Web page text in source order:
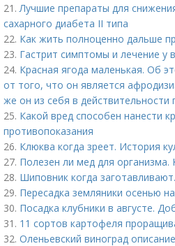
21.Лучшие препараты для
сахарного диабета II типа
22. Как жить полноценно дальше
23. Гастрит симптомы и лечение у
24. Красная ягода маленькая. Об
от того, что он является
же он из себя в действительности
25. Какой вред способен нанести
противопоказания
26. Клюква когда зреет. История
27. Полезен ли мед для
28. Шиповник когда
29. Пересадка земляники осенью
30. Посадка клубники в августе.
31. 11 сортов картофеля
32. Оленьевский виноград